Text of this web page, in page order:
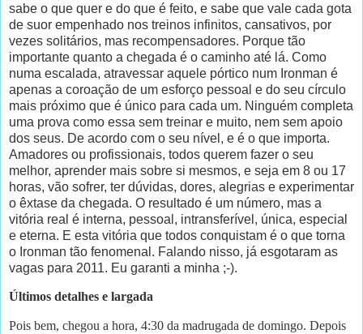
sabe o que quer e do que é feito, e sabe que vale cada gota
de suor empenhado nos treinos infinitos, cansativos, por
vezes solitários, mas recompensadores. Porque tão
importante quanto a chegada é o caminho até lá. Como
numa escalada, atravessar aquele pórtico num Ironman é
apenas a coroação de um esforço pessoal e do seu círculo
mais próximo que é único para cada um. Ninguém completa
uma prova como essa sem treinar e muito, nem sem apoio
dos seus. De acordo com o seu nível, e é o que importa.
Amadores ou profissionais, todos querem fazer o seu
melhor, aprender mais sobre si mesmos, e seja em 8 ou 17
horas, vão sofrer, ter dúvidas, dores, alegrias e experimentar
o êxtase da chegada. O resultado é um número, mas a
vitória real é interna, pessoal, intransferível, única, especial
e eterna. E esta vitória que todos conquistam é o que torna
o Ironman tão fenomenal. Falando nisso, já esgotaram as
vagas para 2011. Eu garanti a minha ;-).
Últimos detalhes e largada
Pois bem, chegou a hora, 4:30 da madrugada de domingo. Depois